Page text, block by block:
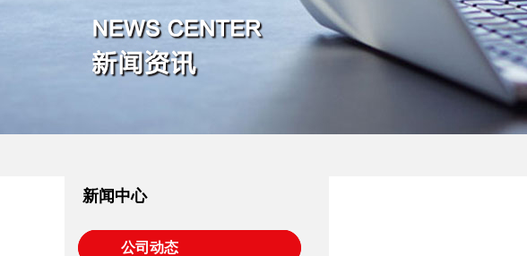
新闻中心
公司动态